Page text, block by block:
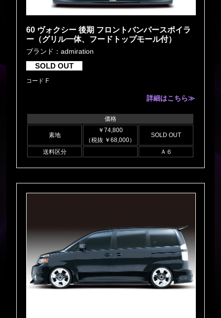
60 ヴォクシー 後期 フロントバンパースポイラ
ー（グリル一体、フードトップモール付）
ブランド：admiration
SOLD OUT
コード F
詳細はこちら≫
価格
素地
￥74,800
（税抜 ￥68,000）
SOLD OUT
送料区分 Ａ６